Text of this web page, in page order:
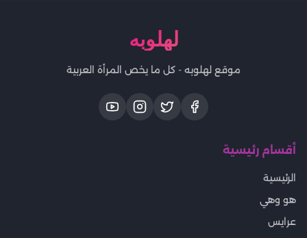
لهلوبه
موقع لهلوبه - كل ما يخص المرأة العربية
أقسام رئيسية
الرئيسية
هو وهي
عرايس